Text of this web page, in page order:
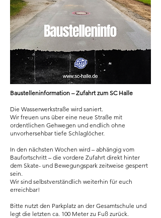
Baustelleninformation – Zufahrt zum SC Halle
Die Wasserwerkstraße wird saniert.
Wir freuen uns über eine neue Straße mit
ordentlichen Gehwegen und endlich ohne
unvorhersehbar tiefe Schlaglöcher.
In den nächsten Wochen wird – abhängig vom
Baufortschritt – die vordere Zufahrt direkt hinter
dem Skate- und Bewegungspark zeitweise gesperrt
sein.
Wir sind selbstverständlich weiterhin für euch
erreichbar!
Bitte nutzt den Parkplatz an der Gesamtschule und
legt die letzten ca. 100 Meter zu Fuß zurück.